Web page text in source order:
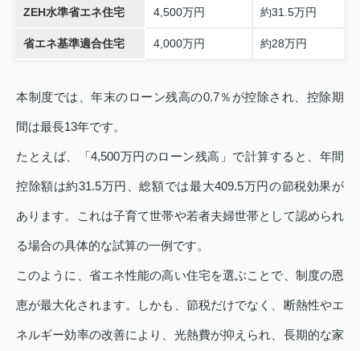
ZEH水準省エネ住宅 4,500万円 約31.5万円
省エネ基準適合住宅 4,000万円 約28万円
本制度では、年末のローン残高の0.7％が控除され、控除期
間は最長13年です。
たとえば、「4,500万円のローン残高」で計算すると、年間
控除額は約31.5万円、総額では最大409.5万円の節税効果が
あります。これは子育て世帯や若者夫婦世帯として認められ
る場合の具体的な試算の一例です。
このように、省エネ性能の高い住宅を選ぶことで、制度の恩
恵が最大化されます。しかも、節税だけでなく、断熱性やエ
ネルギー効率の改善により、光熱費が抑えられ、長期的な家